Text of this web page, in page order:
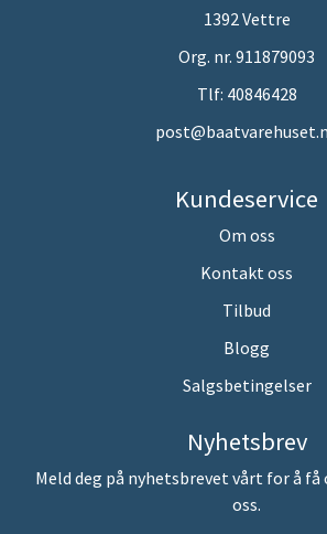
1392 Vettre
Org. nr. 911879093
Tlf: 40846428
Kundeservice
Om oss
Kontakt oss
Tilbud
Blogg
Salgsbetingelser
Nyhetsbrev
Meld deg på nyhetsbrevet vårt for å
oss.